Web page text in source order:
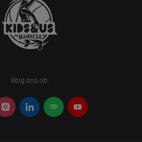
Volg ons op: